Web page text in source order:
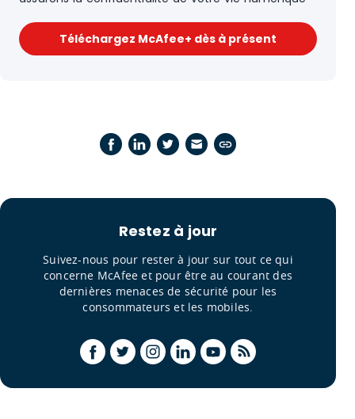
Téléchargez McAfee+ dès à présent
Restez à jour
Suivez-nous pour rester à jour sur tout ce qui
concerne McAfee et pour être au courant des
dernières menaces de sécurité pour les
consommateurs et les mobiles.